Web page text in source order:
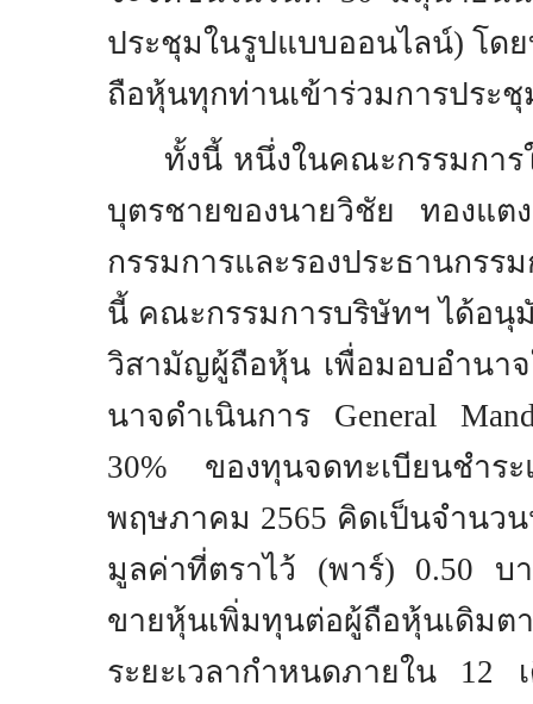
ประชุมในรูปแบบออนไลน์) โด
ถือหุ้นทุกท่านเข้าร่วมการประชุ
ทั้งนี้ หนึ่งในคณะกรรมกา
บุตรชายของนายวิชัย ทองแต
กรรมการและรองประธานกร
นี้ คณะกรรมการบริษัทฯ ได้อนุ
วิสามัญผู้ถือหุ้น เพื่อมอบอํานา
นาจดําเนินการ General
30% ของทุนจดทะเบียน
พฤษภาคม 2565 คิดเป็นจํานว
มูลค่าที่ตราไว้ (พาร์) 0.50 บ
ขายหุ้นเพิ่มทุนต่อผู้ถือหุ้นเดิม
ระยะเวลากำหนดภายใน 12